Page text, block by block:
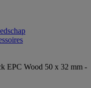
EPC Wood 50 x 32 mm -